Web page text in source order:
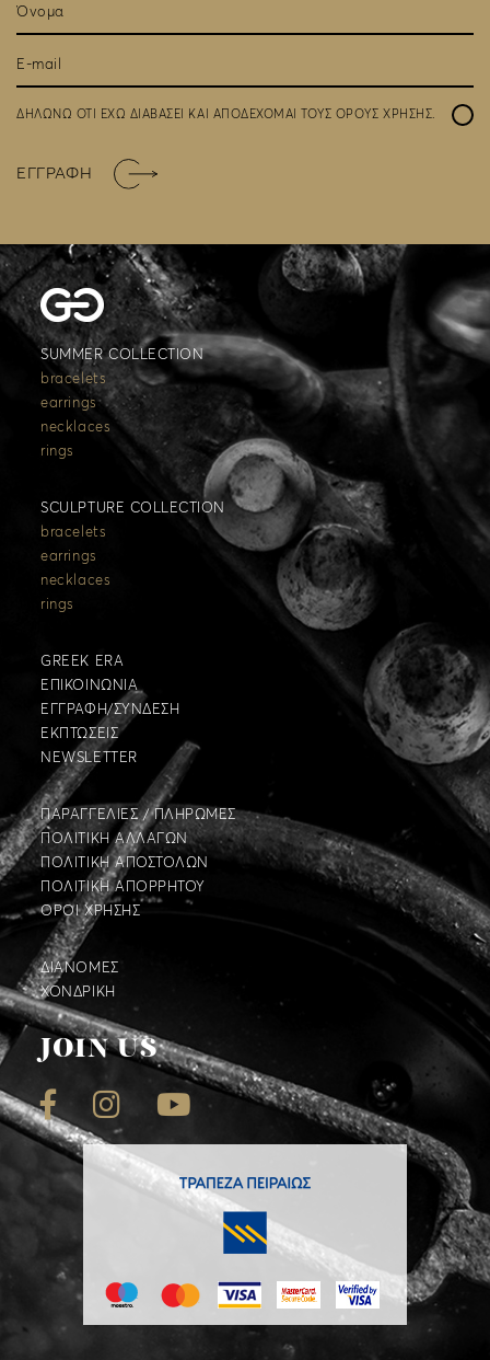
ΔΗΛΩΝΩ ΟΤΙ ΕΧΩ ΔΙΑΒΑΣΕΙ ΚΑΙ ΑΠΟΔΕΧΟΜΑΙ ΤΟΥΣ ΟΡΟΥΣ ΧΡΗΣΗΣ.
ΕΓΓΡΑΦΗ
SUMMER COLLECTION
bracelets
earrings
necklaces
rings
SCULPTURE COLLECTION
bracelets
earrings
necklaces
rings
GREEK ERA
ΕΠΙΚΟΙΝΩΝΙΑ
ΕΓΓΡΑΦΗ/ΣΥΝΔΕΣΗ
ΕΚΠΤΩΣΕΙΣ
NEWSLETTER
ΠΑΡΑΓΓΕΛΙΕΣ / ΠΛΗΡΩΜΕΣ
ΠΟΛΙΤΙΚΗ ΑΛΛΑΓΩΝ
ΠΟΛΙΤΙΚΗ ΑΠΟΣΤΟΛΩΝ
ΠΟΛΙΤΙΚΗ ΑΠΟΡΡΗΤΟΥ
ΟΡΟΙ ΧΡΗΣΗΣ
ΔΙΑΝΟΜΕΣ
ΧΟΝΔΡΙΚΗ
JOIN US